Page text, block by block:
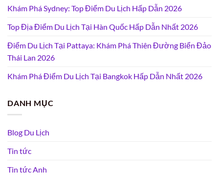
Khám Phá Sydney: Top Điểm Du Lịch Hấp Dẫn 2026
Top Địa Điểm Du Lịch Tại Hàn Quốc Hấp Dẫn Nhất 2026
Điểm Du Lịch Tại Pattaya: Khám Phá Thiên Đường Biển Đảo
Thái Lan 2026
Khám Phá Điểm Du Lịch Tại Bangkok Hấp Dẫn Nhất 2026
DANH MỤC
Blog Du Lịch
Tin tức
Tin tức Anh